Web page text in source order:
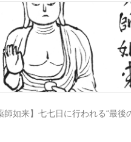
師如来】七七日に行われる“最後